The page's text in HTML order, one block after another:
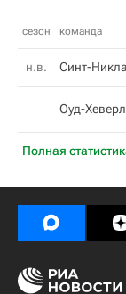
сезон команда
Полная
н.в. Синт-
Оуд-